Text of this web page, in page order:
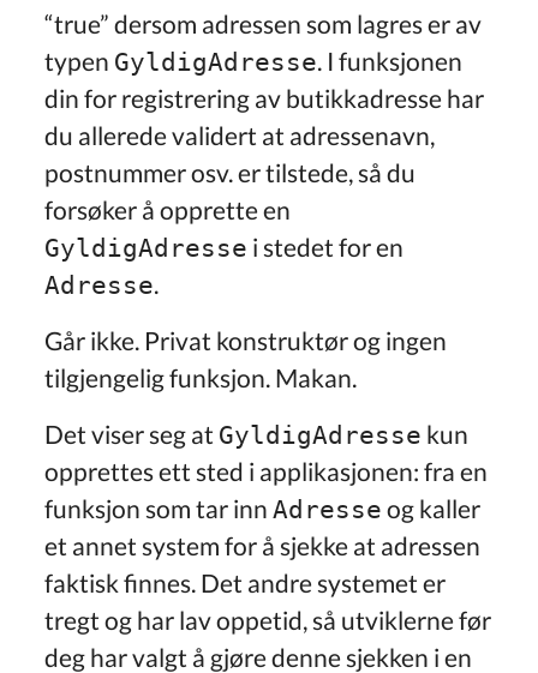
“true” dersom adressen som lagres er av
typen GyldigAdresse. I funksjonen
din for registrering av butikkadresse har
du allerede validert at adressenavn,
postnummer osv. er tilstede, så du
forsøker å opprette en
GyldigAdresse i stedet for en
Adresse.
Går ikke. Privat konstruktør og ingen
tilgjengelig funksjon. Makan.
Det viser seg at GyldigAdresse kun
opprettes ett sted i applikasjonen: fra en
funksjon som tar innAdresse og kaller
et annet system for å sjekke at adressen
faktisk finnes. Det andre systemet er
tregt og har lav oppetid, så utviklerne før
deg har valgt å gjøre denne sjekken i en